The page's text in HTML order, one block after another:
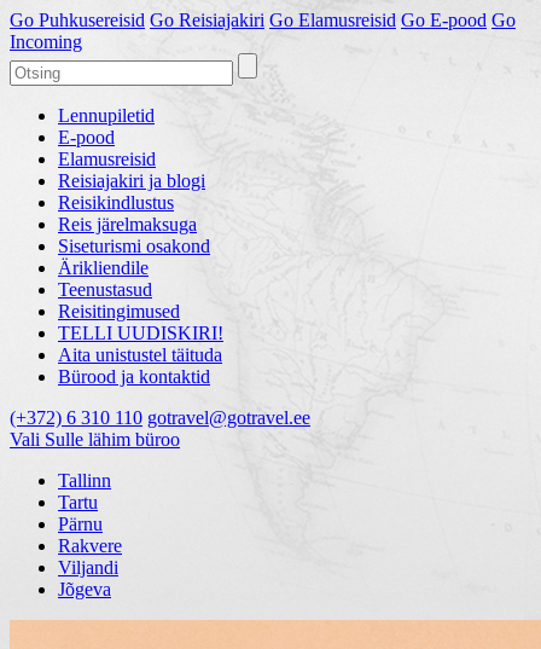
Go Puhkusereisid Go Reisiajakiri Go Elamusreisid Go E-pood Go
Incoming
Lennupiletid
E-pood
Elamusreisid
Reisiajakiri ja blogi
Reisikindlustus
Reis järelmaksuga
Siseturismi osakond
Ärikliendile
Teenustasud
Reisitingimused
TELLI UUDISKIRI!
Aita unistustel täituda
Bürood ja kontaktid
(+372) 6 310 110 gotravel@gotravel.ee
Vali Sulle lähim büroo
Tallinn
Tartu
Pärnu
Rakvere
Viljandi
Jõgeva